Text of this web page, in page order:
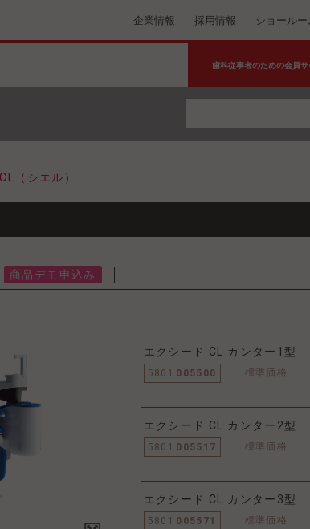
企業情報 採用情報 ショールー
歯科従事者のための会員サ
（シエル）
商品デモ申込み
エクシード CL カンター1型
5801 005500 標準価格
エクシード CL カンター2型
5801 005517 標準価格
エクシード CL カンター3型
5801 005571 標準価格